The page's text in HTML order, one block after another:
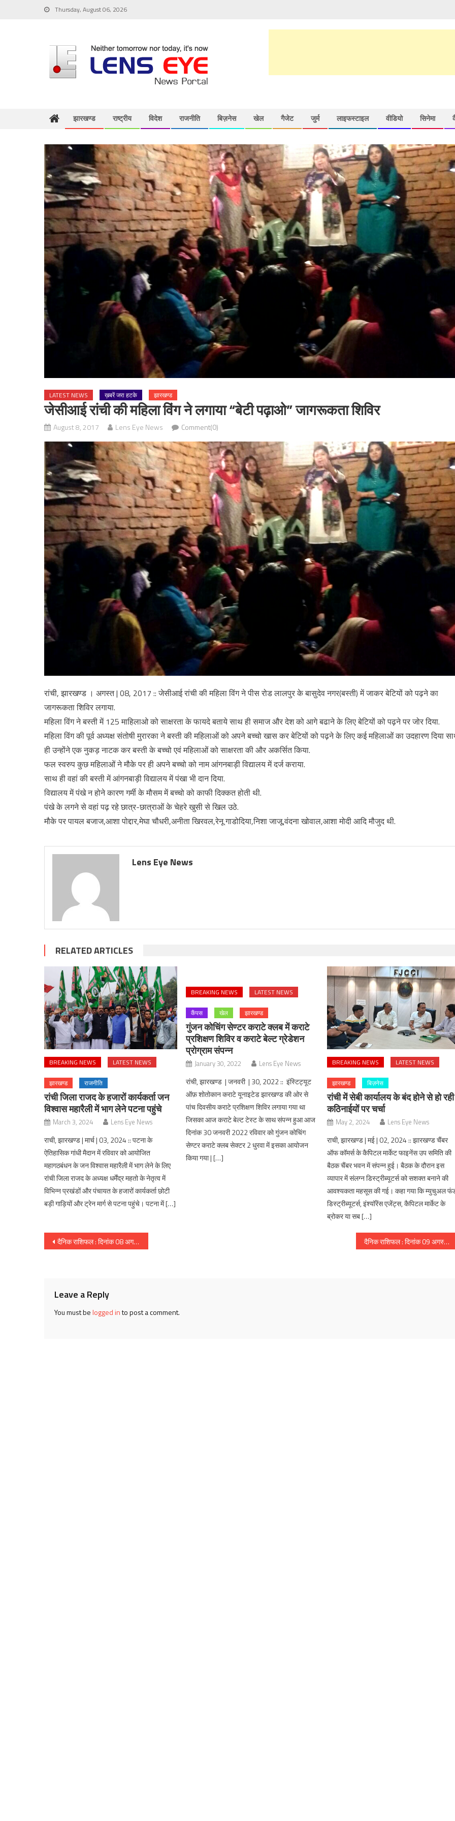
Thursday, August 06, 2026
झारखण्ड राष्ट्रीय विदेश राजनीति बिज़नेस खेल गैजेट जुर्म लाइफस्टाइल वीडियो सिनेमा
LATEST NEWS ख़बरें जरा हटके झारखण्ड
जेसीआई रांची की महिला विंग ने लगाया “बेटी पढ़ाओ” जागरूकता शिविर
August 8, 2017 Lens Eye News Comment(0)
रांची, झारखण्ड । अगस्त | 08, 2017 :: जेसीआई रांची की महिला विंग ने पीस रोड लालपुर के बासुदेव नगर(बस्ती) में जाकर बेटियों को पढ़ने का
जागरूकता शिविर लगाया.
महिला विंग ने बस्ती में 125 माहिलाओ को साक्षरता के फायदे बताये साथ ही समाज और देश को आगे बढाने के लिए बेटियों को पढ़ने पर जोर दिया.
महिला विंग की पूर्व अध्यक्ष संतोषी मुरारका ने बस्ती की महिलाओं को अपने बच्चो खास कर बेटियों को पढ़ने के लिए कई महिलाओं का उदहारण दिया
ही उन्होंने एक नुकड़ नाटक कर बस्ती के बच्चो एवं महिलाओं को साक्षरता की और अकर्सित किया.
फल स्वरुप कुछ महिलाओं ने मौके पर ही अपने बच्चो को नाम आंगनबाड़ी विद्यालय में दर्ज कराया.
साथ ही वहां की बस्ती में आंगनबाड़ी विद्यालय में पंखा भी दान दिया.
विद्यालय में पंखे न होने कारण गर्मी के मौसम में बच्चो को काफी दिक्कत होती थी.
पंखे के लगने से वहां पढ़ रहे छात्र-छात्राओं के चेहरे खुसी से खिल उठे.
मौके पर पायल बजाज,आशा पोद्दार,मेघा चौधरी,अनीता खिरवल,रेनू गाडोदिया,निशा जाजू,वंदना खोवाल,आशा मोदी आदि मौजुद थी.
Lens Eye News
RELATED ARTICLES
BREAKING NEWS LATEST NEWS
झारखण्ड राजनीति
रांची जिला राजद के हजारों कार्यकर्ता जन
विश्वास महारैली में भाग लेने पटना पहुंचे
March 3, 2024 Lens Eye News
राची, झारखण्ड | मार्च | 03, 2024 :: पटना के
ऐतिहासिक गांधी मैदान में रविवार को आयोजित
महागठबंधन के जन विश्वास महारैली में भाग लेने के लिए
रांची जिला राजद के अध्यक्ष धर्मेंद्र महतो के नेतृत्व में
विभिन्न प्रखंडों और पंचायत के हजारों कार्यकर्ता छोटी
बड़ी गाड़ियों और ट्रेन मार्ग से पटना पहुंचे। पटना में […]
BREAKING NEWS LATEST NEWS
कैंपस खेल झारखण्ड
गुंजन कोचिंग सेण्टर कराटे क्लब में कराटे
प्रशिक्षण शिविर व कराटे बेल्ट ग्रेडेशन
प्रोग्राम संपन्न
January 30, 2022 Lens Eye News
रांची, झारखण्ड | जनवरी | 30, 2022 :: इंस्टिट्यूट
ऑफ़ शोतोकान कराटे यूनाइटेड झारखण्ड की ओर से
पांच दिवसीय कराटे प्रशिक्षण शिविर लगाया गया था
जिसका आज कराटे बेल्ट टेस्ट के साथ संपन्न हुआ आज
दिनांक 30 जनवरी 2022 रविवार को गुंजन कोचिंग
सेण्टर कराटे क्लब सेक्टर 2 धुरवा में इसका आयोजन
किया गया | […]
BREAKING NEWS LATEST NEWS
झारखण्ड बिज़नेस
रांची में सेबी कार्यालय के बंद होने से हो रही
कठिनाईयों पर चर्चा
May 2, 2024 Lens Eye News
राची, झारखण्ड | मई | 02, 2024 :: झारखण्ड चैंबर
ऑफ कॉमर्स के कैपिटल मार्केट फाइनेंस उप समिति की
बैठक चैंबर भवन में संपन्न हुई। बैठक के दौरान इस
व्यापार में संलग्न डिस्ट्रीब्यूटर्स को सशक्त बनाने की
आवश्यकता महसूस की गई। कहा गया कि म्युचुअल
डिस्ट्रीब्यूटर्स, इंश्यॉरेंस एजेंट्स, कैपिटल मार्केट के
ब्रोकर या सब […]
Post
दैनिक राशिफल : दिनांक 08 अगस्त 2017, दिन मंगलवार :: ज्योतिष शास्त्री स्वामी दिव्यानंद ( डॉ सुनील बर्मन ) दैनिक राशिफल : दिनांक 09 अगस्त 2017, दिन बुधवार :: ज्योतिष शास्त्री स्वामी दिव्यानंद ( डॉ सुनील बर्मन )
Leave a Reply
You must belogged into post a comment.